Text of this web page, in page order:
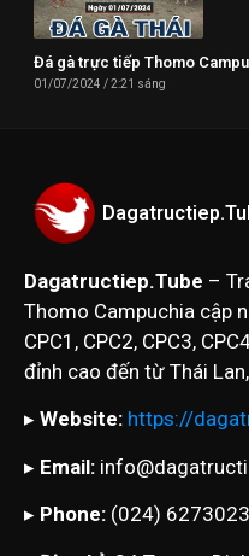
Đá gà trực tiếp Thomo
01/07/2024 2:21 sáng
Dagatructiep.Tube –
Thomo Campuchia cập
CPC1, CPC2, CPC3,
đỉnh cao đến từ Thái
▸ Website: https://
▸ Email:
▸ Phone: (024)